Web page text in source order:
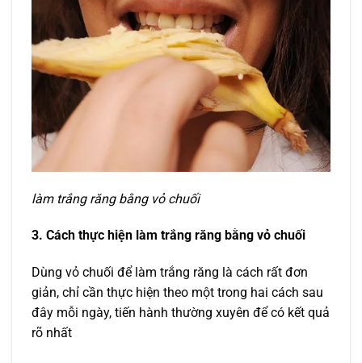
làm trắng răng bằng vỏ chuối
3. Cách thực hiện làm trắng răng bằng vỏ chuối
Dùng vỏ chuối để làm trắng răng là cách rất đơn
giản, chỉ cần thực hiện theo một trong hai cách sau
đây mỗi ngày, tiến hành thường xuyên để có kết quả
rõ nhất